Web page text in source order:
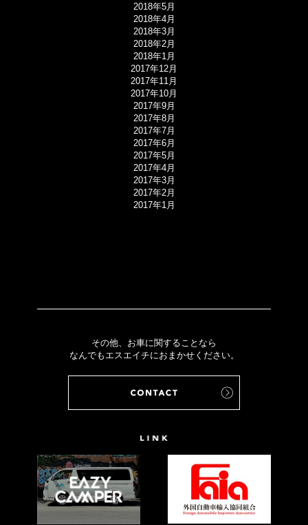
2018年5月
2018年4月
2018年3月
2018年2月
2018年1月
2017年12月
2017年11月
2017年10月
2017年9月
2017年8月
2017年7月
2017年6月
2017年5月
2017年4月
2017年3月
2017年2月
2017年1月
その他、お車に関することなら
なんでもエスエイチにおまかせください。